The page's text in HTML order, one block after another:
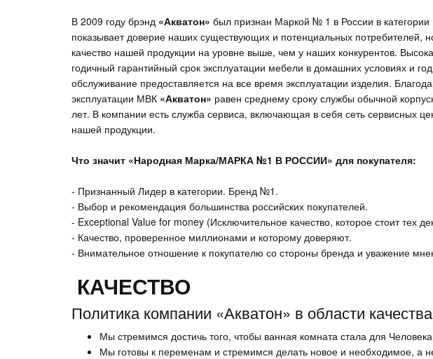
В 2009 году брэнд «Акватон» был признан Маркой № 1 в России в
показывает доверие наших существующих и потенциальных потребителей,
качество нашей продукции на уровне выше, чем у наших конкурентов.
годичный гарантийный срок эксплуатации мебели в домашних условиях и
обслуживание предоставляется на все время эксплуатации изделия.
эксплуатации МВК «Акватон» равен среднему сроку службы обычной
лет. В компании есть служба сервиса, включающая в себя сеть сервисных
нашей продукции.
Что значит «Народная Марка/МАРКА №1 В РОССИИ» для покупателя:
- Признанный Лидер в категории. Бренд №1.
- Выбор и рекомендация большинства российских покупателей.
- Exceptional Value for money (Исключительное качество, которое стоит тех
- Качество, проверенное миллионами и которому доверяют.
- Внимательное отношение к покупателю со стороны бренда и уважение
КАЧЕСТВО
Политика компании «Акватон» в области качества
Мы стремимся достичь того, чтобы ванная комната стала для
Мы готовы к переменам и стремимся делать новое и необходимое, а